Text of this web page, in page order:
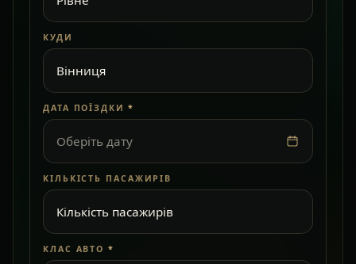
КУДИ
ДАТА ПОЇЗДКИ *
Оберіть дату
КІЛЬКІСТЬ ПАСАЖИРІВ
КЛАС АВТО *